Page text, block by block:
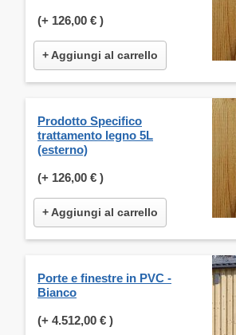
(+ 126,00 € )
+ Aggiungi al carrello
Prodotto Specifico
trattamento legno 5L
(esterno)
(+ 126,00 € )
+ Aggiungi al carrello
Porte e finestre in PVC -
Bianco
(+ 4.512,00 € )